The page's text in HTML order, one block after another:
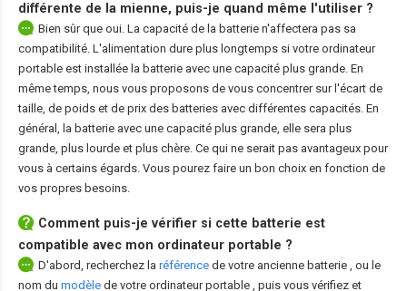
différente de la mienne, puis-je quand même l'utiliser ?
Bien sûr que oui. La capacité de la batterie n'affectera pas sa
compatibilité. L'alimentation dure plus longtemps si votre ordinateur
portable est installée la batterie avec une capacité plus grande. En
même temps, nous vous proposons de vous concentrer sur l'écart de
taille, de poids et de prix des batteries avec différentes capacités. En
général, la batterie avec une capacité plus grande, elle sera plus
grande, plus lourde et plus chère. Ce qui ne serait pas avantageux pour
vous à certains égards. Vous pourez faire un bon choix en fonction de
vos propres besoins.
Comment puis-je vérifier si cette batterie est
compatible avec mon ordinateur portable ?
D'abord, recherchez la référence de votre ancienne batterie , ou le
nom du modèle de votre ordinateur portable , puis vous vérifiez et